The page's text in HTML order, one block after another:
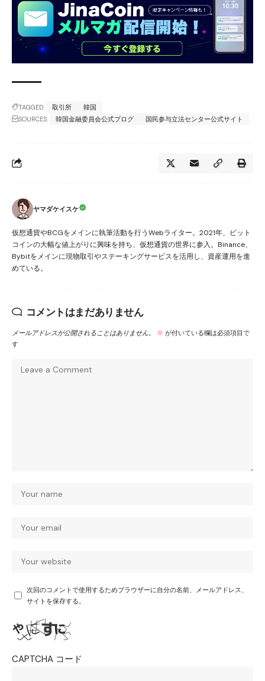
TAGGED: 取引所
韓国
SOURCES:
韓国金融委員会公式ブログ 国民参与立法センター公式サイト
ヤマダケイスケ
仮想通貨やBCGをメインに執筆活動を行うWebライター。2021年、ビット
コインの大幅な値上がりに興味を持ち、仮想通貨の世界に参入。Binance、
Bybitをメインに現物取引やステーキングサービスを活用し、資産運用を進
めている。
コメントはまだありません
メールアドレスが公開されることはありません。 ※ が付いている欄は必須項目で
す
次回のコメントで使用するためブラウザーに自分の名前、メールアドレス、
サイトを保存する。
CAPTCHA コード